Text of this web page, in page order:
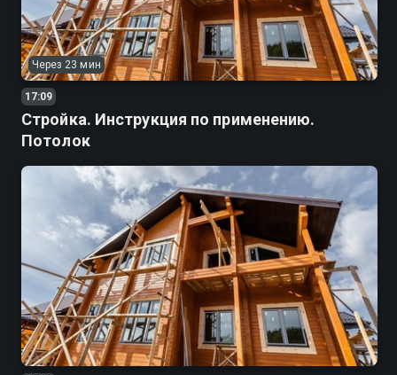
Через 23 мин
17:09
Стройка. Инструкция по применению.
Потолок